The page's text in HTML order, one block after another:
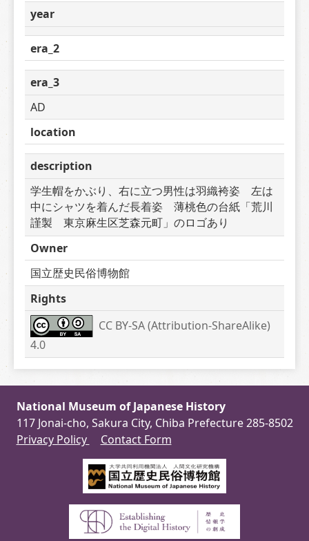
year
era_2
era_3
AD
location
description
学生帽をかぶり、右に立つ男性は羽織袴姿　左は
中にシャツを着んだ長着姿　薄桃色の台紙「荒川
謹製　東京麻生区芝森元町」のロゴあり
Owner
国立歴史民俗博物館
Rights
CC BY-SA (Attribution-ShareAlike)
4.0
National Museum of Japanese History
117 Jonai-cho, Sakura City, Chiba Prefecture 285-8502
Privacy Policy
Contact Form